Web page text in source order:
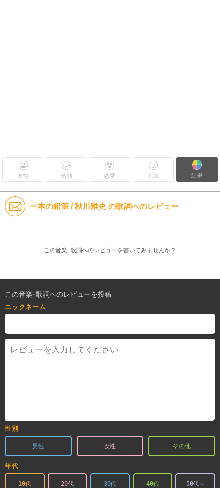
友情 感動 恋愛 元気 結果
一本の鉛筆 / 秋川雅史 の歌詞へのレビュー
この音楽･歌詞へのレビューを書いてみませんか？
この音楽･歌詞へのレビューを投稿
ニックネーム
性別
男性 女性 その他
年代
10代 20代 30代 40代 50代～